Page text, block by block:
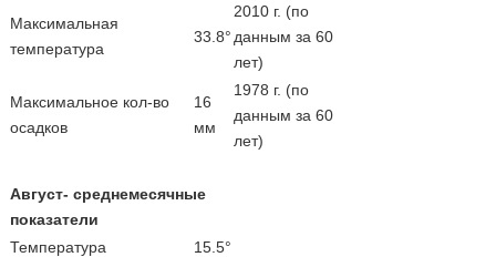
Максимальная
температура
33.8°
2010 г. (по
данным за 60
лет)
Максимальное кол-во
осадков
16
мм
1978 г. (по
данным за 60
лет)
Август- среднемесячные
показатели
Температура
15.5°